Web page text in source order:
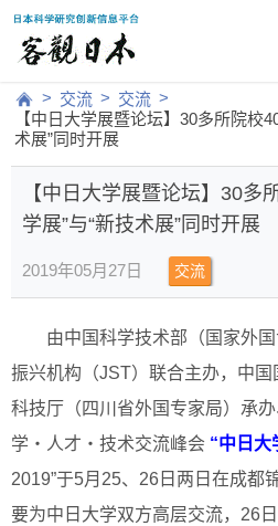
> 交流 > 交流 >
【中日大学展暨论坛】30多所院校
术展”同时开展
【中日大学展暨论坛】30多
学展”与“新技术展”同时开展
2019年05月27日 交流
由中国科学技术部（国家外
振兴机构（JST）联合主办，中
科技厅（四川省外国专家局）承
学・人才・技术交流峰会 “中日大
2019”于5月25、26日两日在成都
要为中日大学双方高层交流，26